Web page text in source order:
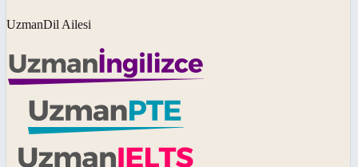
UzmanDil Ailesi